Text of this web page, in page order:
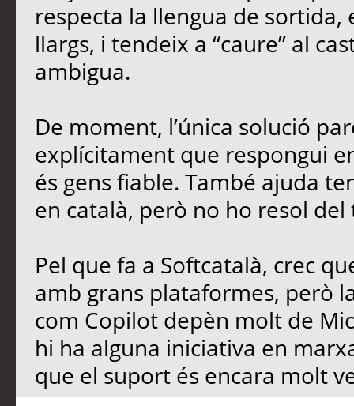
respecta la llengua de
llargs, i tendeix a “caure” al
ambigua.
De moment, l’única solució
explícitament que respongui
és gens fiable. També ajuda
en català, però no ho resol del
Pel que fa a Softcatalà, crec
amb grans plataformes, però
com Copilot depèn molt de
hi ha alguna iniciativa en
que el suport és encara molt